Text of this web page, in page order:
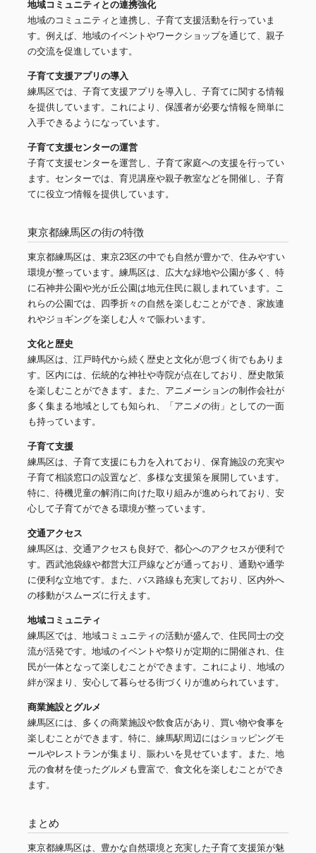
地域コミュニティとの連携強化
地域のコミュニティと連携し、子育て支援活動を行っていま
す。例えば、地域のイベントやワークショップを通じて、親子
の交流を促進しています。
子育て支援アプリの導入
練馬区では、子育て支援アプリを導入し、子育てに関する情報
を提供しています。これにより、保護者が必要な情報を簡単に
入手できるようになっています。
子育て支援センターの運営
子育て支援センターを運営し、子育て家庭への支援を行ってい
ます。センターでは、育児講座や親子教室などを開催し、子育
てに役立つ情報を提供しています。
東京都練馬区の街の特徴
東京都練馬区は、東京23区の中でも自然が豊かで、住みやすい
環境が整っています。練馬区は、広大な緑地や公園が多く、特
に石神井公園や光が丘公園は地元住民に親しまれています。こ
れらの公園では、四季折々の自然を楽しむことができ、家族連
れやジョギングを楽しむ人々で賑わいます。
文化と歴史
練馬区は、江戸時代から続く歴史と文化が息づく街でもありま
す。区内には、伝統的な神社や寺院が点在しており、歴史散策
を楽しむことができます。また、アニメーションの制作会社が
多く集まる地域としても知られ、「アニメの街」としての一面
も持っています。
子育て支援
練馬区は、子育て支援にも力を入れており、保育施設の充実や
子育て相談窓口の設置など、多様な支援策を展開しています。
特に、待機児童の解消に向けた取り組みが進められており、安
心して子育てができる環境が整っています。
交通アクセス
練馬区は、交通アクセスも良好で、都心へのアクセスが便利で
す。西武池袋線や都営大江戸線などが通っており、通勤や通学
に便利な立地です。また、バス路線も充実しており、区内外へ
の移動がスムーズに行えます。
地域コミュニティ
練馬区では、地域コミュニティの活動が盛んで、住民同士の交
流が活発です。地域のイベントや祭りが定期的に開催され、住
民が一体となって楽しむことができます。これにより、地域の
絆が深まり、安心して暮らせる街づくりが進められています。
商業施設とグルメ
練馬区には、多くの商業施設や飲食店があり、買い物や食事を
楽しむことができます。特に、練馬駅周辺にはショッピングモ
ールやレストランが集まり、賑わいを見せています。また、地
元の食材を使ったグルメも豊富で、食文化を楽しむことができ
ます。
まとめ
東京都練馬区は、豊かな自然環境と充実した子育て支援策が魅